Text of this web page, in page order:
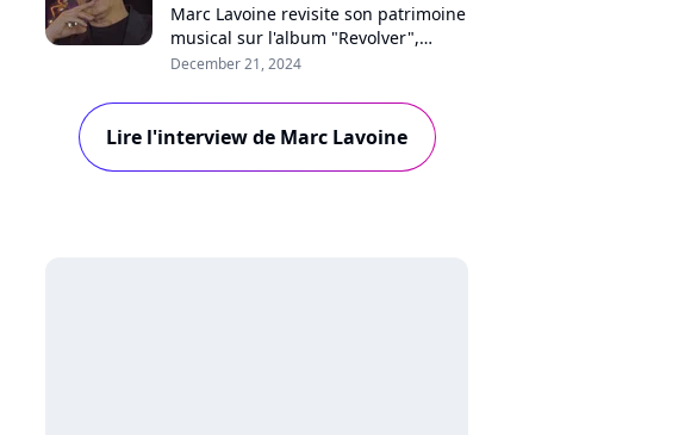
Marc Lavoine revisite son patrimoine
musical sur l'album "Revolver",
enregistré en partie en Bulgarie. Un
chanteur, comme il le raconte dans
un nouveau format interview "En
December 21, 2024
Lire l'interview de Marc Lavoine